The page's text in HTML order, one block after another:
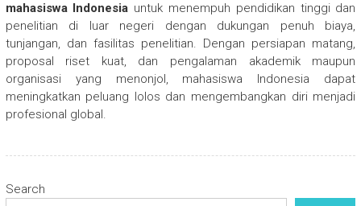
mahasiswa Indonesia untuk menempuh pendidikan tinggi dan
penelitian di luar negeri dengan dukungan penuh biaya,
tunjangan, dan fasilitas penelitian. Dengan persiapan matang,
proposal riset kuat, dan pengalaman akademik maupun
organisasi yang menonjol, mahasiswa Indonesia dapat
meningkatkan peluang lolos dan mengembangkan diri menjadi
profesional global.
Search